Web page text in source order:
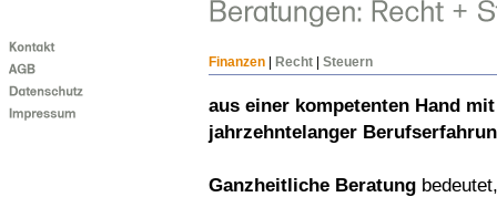
Finanzen | Recht | Steuern
aus einer kompetenten Hand mit
jahrzehntelanger
Ganzheitliche Beratung